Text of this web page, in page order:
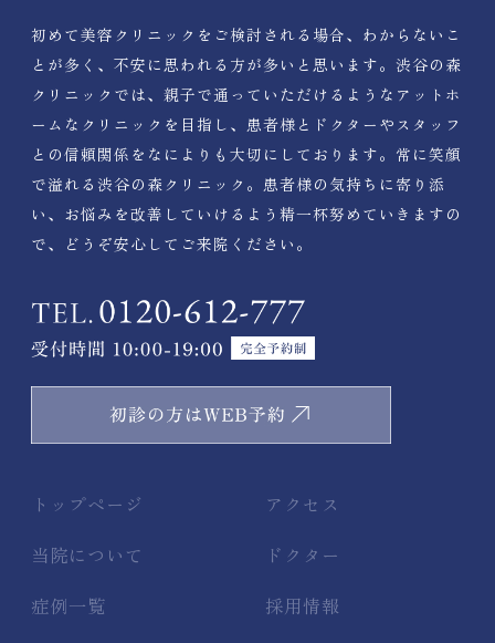
初めて美容クリニックをご検討される場合、わからないこ
とが多く、不安に思われる方が多いと思います。渋谷の森
クリニックでは、親子で通っていただけるようなアットホ
ームなクリニックを目指し、患者様とドクターやスタッフ
との信頼関係をなによりも大切にしております。常に笑顔
で溢れる渋谷の森クリニック。患者様の気持ちに寄り添
い、お悩みを改善していけるよう精一杯努めていきますの
で、どうぞ安心してご来院ください。
トップページ
当院について
症例一覧
アクセス
ドクター
採用情報